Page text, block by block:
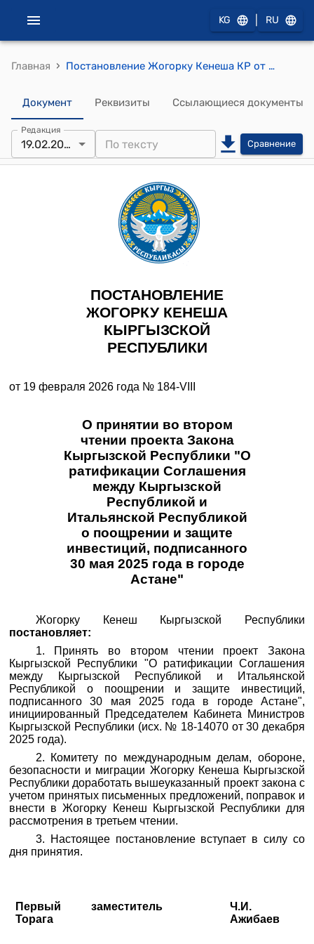
KG RU
Главная › Постановление Жогорку Кенеша КР от 19 февраля 2026 года № 184-VIII "О принятии во втором чтении проекта Закона Кыргызской Республики "О ратификации Соглашения между Кыргызской Республикой и Итальянской Республикой о поощрении и защите инвестиций, подписанного 30 мая 2025"
Документ Реквизиты Ссылающиеся документы
Редакция
19.02.2026 Сравнение